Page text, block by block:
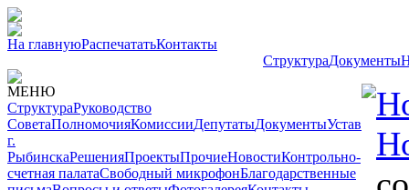
На главнуюРаспечататьКонтакты
СтруктураДокументы
МЕНЮ
СтруктураРуководство
СоветаПолномочияКомиссииДепутатыДокументыУстав
г.
РыбинскаРешенияПроектыПрочиеНовостиКонтрольно-
счетная палатаСвободный микрофонБлагодарственные